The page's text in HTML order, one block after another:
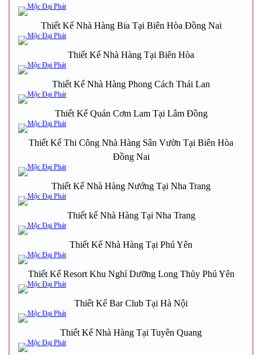
Thiết Kế Nhà Hàng Bia Tại Biên Hòa Đồng Nai
Thiết Kế Nhà Hàng Tại Biên Hòa
Thiết Kế Nhà Hàng Phong Cách Thái Lan
Thiết Kế Quán Cơm Lam Tại Lâm Đồng
Thiết Kế Thi Công Nhà Hàng Sân Vườn Tại Biên Hòa
Đồng Nai
Thiết Kế Nhà Hàng Nướng Tại Nha Trang
Thiết kế Nhà Hàng Tại Nha Trang
Thiết Kế Nhà Hàng Tại Phú Yên
Thiết Kế Resort Khu Nghỉ Dưỡng Long Thủy Phú Yên
Thiết Kế Bar Club Tại Hà Nội
Thiết Kế Nhà Hàng Tại Tuyên Quang